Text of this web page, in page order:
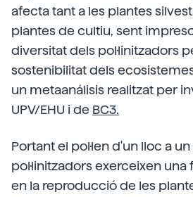
afecta tant a les plantes
plantes de cultiu, sent
diversitat dels pol·linitzadors
sostenibilitat dels
un metaanálisis realitzat per
UPV/EHU i de BC3.
Portant el pol·len d'un lloc a
pol·linitzadors exerceixen
en la reproducció de les